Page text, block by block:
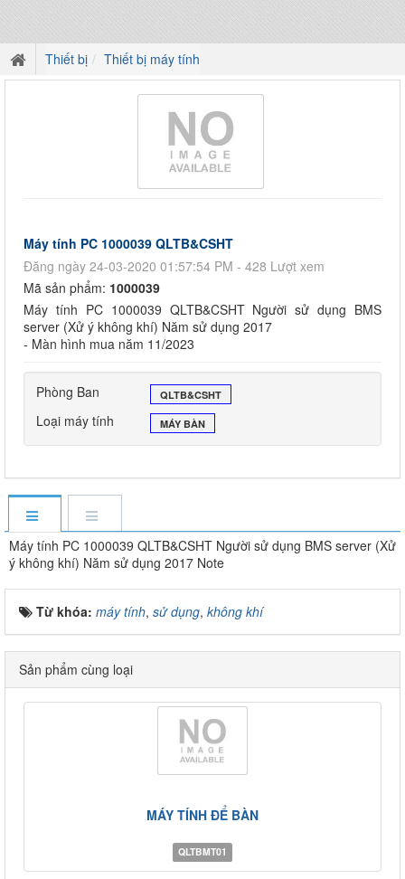
Thiết bị Thiết bị máy tính
Máy tính PC 1000039 QLTB&CSHT
Đăng ngày 24-03-2020 01:57:54 PM - 428 Lượt xem
Mã sản phẩm: 1000039
Máy tính PC 1000039 QLTB&CSHT Người sử dụng BMS
server (Xử ý không khí) Năm sử dụng 2017
- Màn hình mua năm 11/2023
Phòng Ban QLTB&CSHT
Loại máy tính MÁY BÀN
Máy tính PC 1000039 QLTB&CSHT Người sử dụng BMS server (Xử
ý không khí) Năm sử dụng 2017 Note
Từ khóa: máy tính, sử dụng, không khí
Sản phẩm cùng loại
MÁY TÍNH ĐỂ BÀN
QLTBMT01